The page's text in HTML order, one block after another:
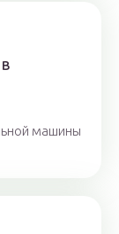
машины